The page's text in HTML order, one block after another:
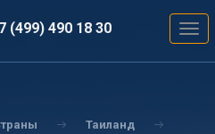
(499) 490 18 30
Таиланд